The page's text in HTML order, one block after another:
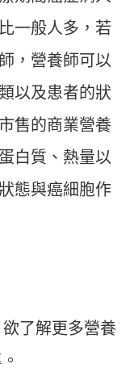
一般人多，若
，營養師可以
以及患者的狀
售的商業營養
白質、熱量以
態與癌細胞作
了解更多營養
。